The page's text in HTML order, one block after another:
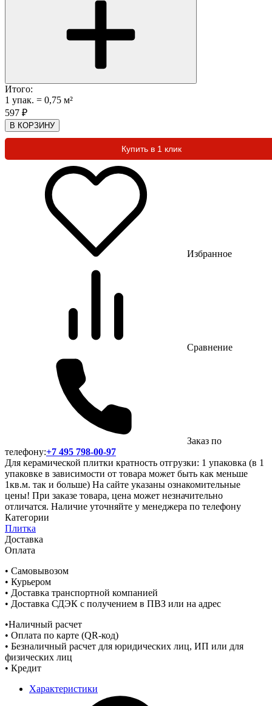
Итого:
1 упак. = 0,75 м²
597 ₽
В КОРЗИНУ
Купить в 1 клик
Избранное
Сравнение
Заказ по
телефону:+7 495 798-00-97
Для керамической плитки кратность отгрузки: 1 упаковка (в 1
упаковке в зависимости от товара может быть как меньше
1кв.м. так и больше) На сайте указаны ознакомительные
цены! При заказе товара, цена может незначительно
отличатся. Наличие уточняйте у менеджера по телефону
Категории
Плитка
Доставка
Оплата
• Самовывозом
• Курьером
• Доставка транспортной компанией
• Доставка СДЭК с получением в ПВЗ или на адрес
•Наличный расчет
• Оплата по карте (QR-код)
• Безналичный расчет для юридических лиц, ИП или для
физических лиц
• Кредит
Характеристики